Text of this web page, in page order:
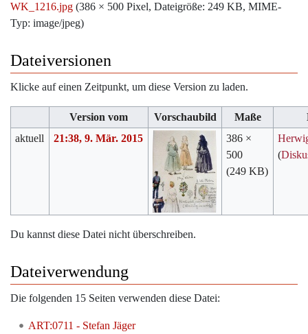
WK_1216.jpg (386 × 500 Pixel, Dateigröße: 249 KB, MIME-
Typ: image/jpeg)
Dateiversionen
Klicke auf einen Zeitpunkt, um diese Version zu laden.
Version vom Vorschaubild Maße
aktuell
21:38, 9. Mär. 2015
386 ×
500
(249 KB)
(
Du kannst diese Datei nicht überschreiben.
Dateiverwendung
Die folgenden 15 Seiten verwenden diese Datei:
ART:0711 - Stefan Jäger